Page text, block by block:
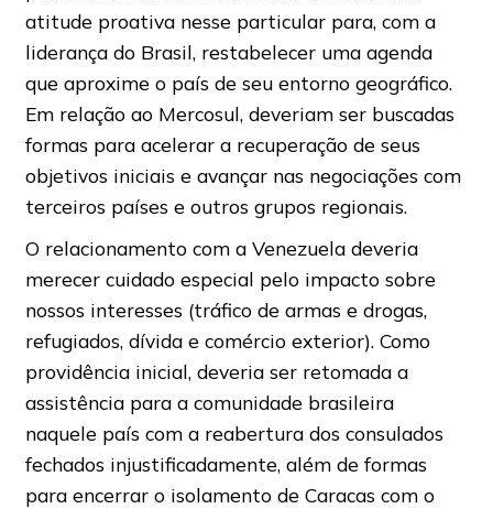
atitude proativa nesse particular para, com a
liderança do Brasil, restabelecer uma agenda
que aproxime o país de seu entorno geográfico.
Em relação ao Mercosul, deveriam ser buscadas
formas para acelerar a recuperação de seus
objetivos iniciais e avançar nas negociações com
terceiros países e outros grupos regionais.
O relacionamento com a Venezuela deveria
merecer cuidado especial pelo impacto sobre
nossos interesses (tráfico de armas e drogas,
refugiados, dívida e comércio exterior). Como
providência inicial, deveria ser retomada a
assistência para a comunidade brasileira
naquele país com a reabertura dos consulados
fechados injustificadamente, além de formas
para encerrar o isolamento de Caracas com o